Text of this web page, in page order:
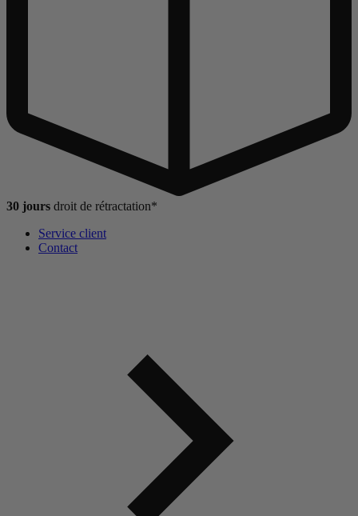
30 jours droit de rétractation*
Service client
Contact